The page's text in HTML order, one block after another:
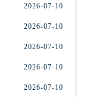
2026-07-10
2026-07-10
2026-07-10
2026-07-10
2026-07-10